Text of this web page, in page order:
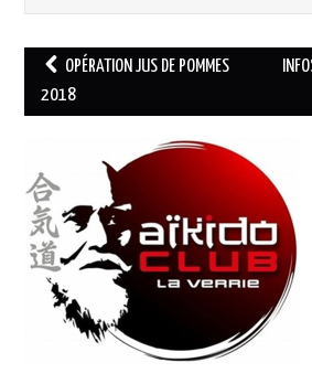
Navigation
des
OPÉRATION JUS DE POMMES
2018